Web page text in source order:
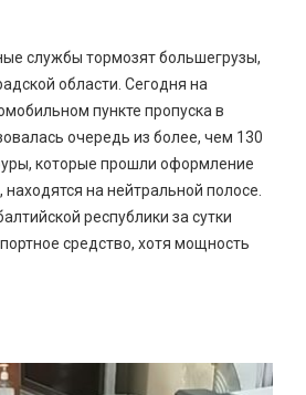
службы тормозят большегрузы,
области. Сегодня на
пункте пропуска в
очередь из более, чем 130
которые прошли оформление
находятся на нейтральной полосе.
республики за сутки
средство, хотя мощность